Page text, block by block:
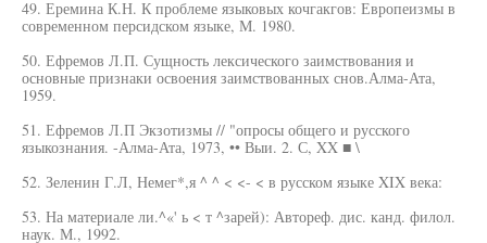
49. Еремина К.Н. К проблеме языковых кочгакгов: Европеизмы в
современном персидском языке, М. 1980.
50. Ефремов Л.П. Сущность лексического заимствования и
основные признаки освоения заимствованных снов.Алма-Ата,
1959.
51. Ефремов Л.П Экзотизмы // "опросы общего и русского
языкознания. -Алма-Ата, 1973, •• Выи. 2. С, XX ■ \
52. Зеленин Г.Л, Немег*,я ^ ^ < <- < в русском языке XIX века:
53. На материале ли.^«' ь < т ^зарей): Автореф. дис. канд. филол.
наук. М., 1992.